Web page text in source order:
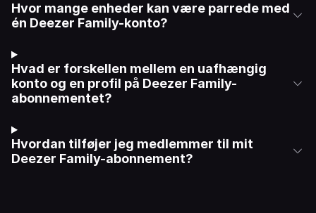
Hvor mange enheder kan være parrede med
én Deezer Family-konto?
Hvad er forskellen mellem en uafhængig
konto og en profil på Deezer Family-
abonnementet?
Hvordan tilføjer jeg medlemmer til mit
Deezer Family-abonnement?